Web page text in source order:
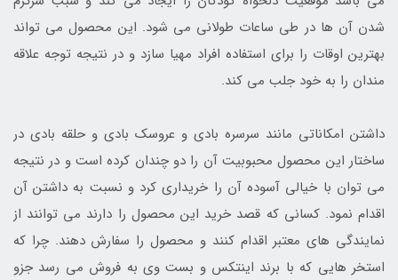
شدن آن ها در طی ساعات طولانی می شود. این محصول می تواند
بهترین اوقات را برای استفاده افراد مهیا سازد و در نتیجه توجه علاقه
مندان را به خود جلب می کند.
داشتن امکاناتی مانند سرسره بادی و عروسک بادی و حلقه بادی در
ساختار این محصول محبوبیت آن را دو چندان کرده است و در نتیجه
می توان با خیالی آسوده آن را خریداری کرد و نسبت به داشتن آن
اقدام نمود. کسانی که قصد خرید این محصول را دارند می توانند از
نمایندگی های معتبر اقدام کنند و محصول را سفارش دهند. چرا که
استخر هایی که با برند اینتکس و بست وی به فروش می رسد جزو